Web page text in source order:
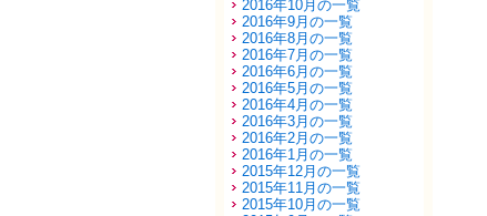
2016年10月の一覧
2016年9月の一覧
2016年8月の一覧
2016年7月の一覧
2016年6月の一覧
2016年5月の一覧
2016年4月の一覧
2016年3月の一覧
2016年2月の一覧
2016年1月の一覧
2015年12月の一覧
2015年11月の一覧
2015年10月の一覧